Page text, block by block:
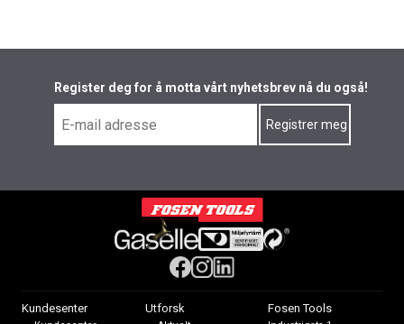
Register deg for å motta vårt nyhetsbrev nå du også!
Kundesenter Utforsk Fosen Tools